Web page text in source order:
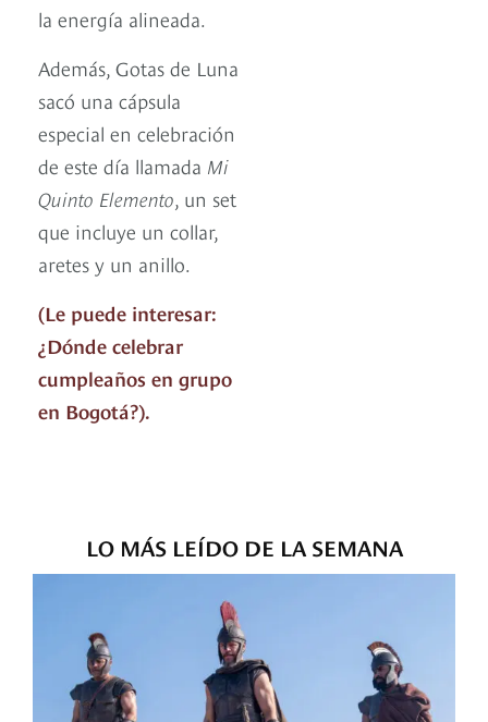
la energía alineada.
Además, Gotas de Luna
sacó una cápsula
especial en celebración
de este día llamada Mi
Quinto Elemento , un set
que incluye un collar,
aretes y un anillo.
(Le puede interesar:
¿Dónde celebrar
cumpleaños en grupo
en Bogotá?).
LO MÁS LEÍDO DE LA SEMANA